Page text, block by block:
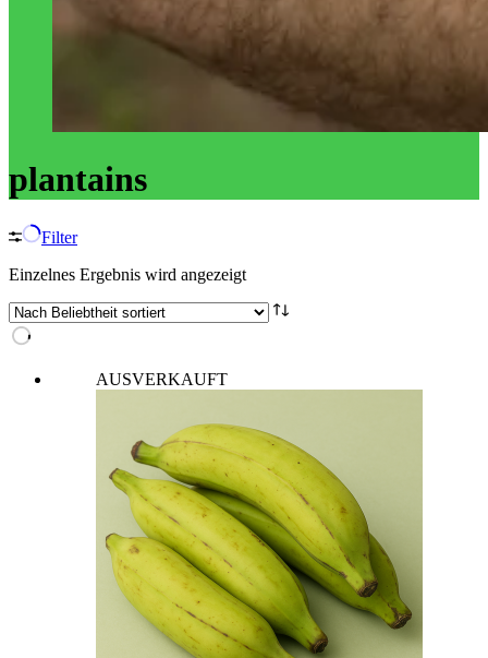
plantains
Filter
Einzelnes Ergebnis wird angezeigt
AUSVERKAUFT